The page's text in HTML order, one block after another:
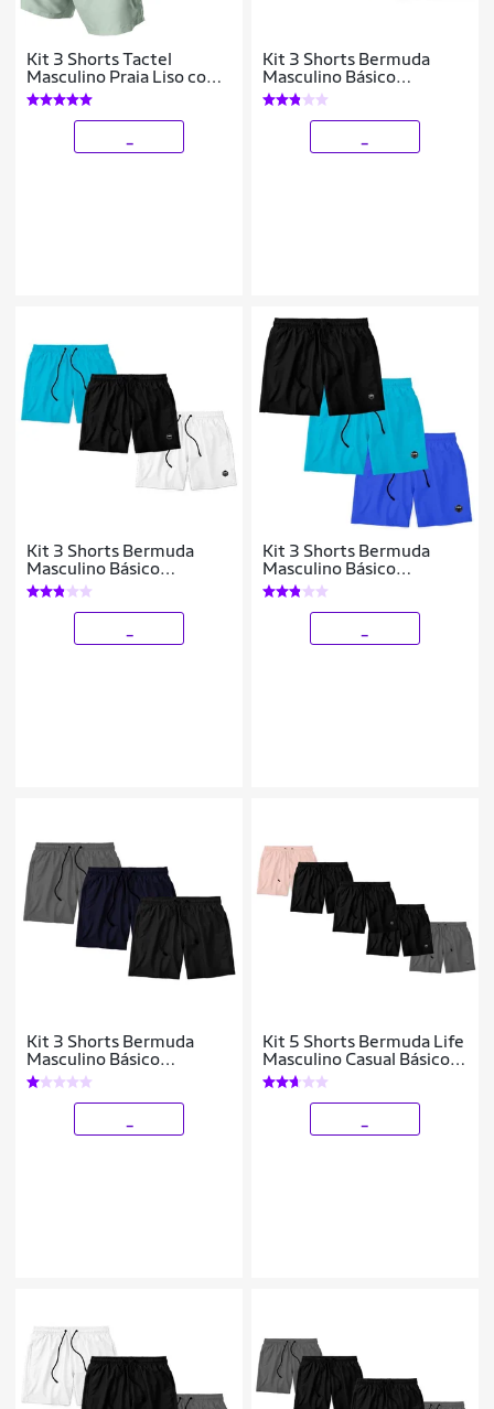
Kit 3 Shorts Tactel
Masculino Praia Liso com
Bolsos Secagem Rápida e
Ajuste
Kit 3 Shorts Bermuda
Masculino Básico
Mauricinho Tactel
Kit 3 Shorts Bermuda
Masculino Básico
Mauricinho Tactel
Kit 3 Shorts Bermuda
Masculino Básico
Mauricinho Tactel
Kit 3 Shorts Bermuda
Masculino Básico
Mauricinho Tactel
Kit 5 Shorts Bermuda Life
Masculino Casual Básico
Mauricinho Tactel